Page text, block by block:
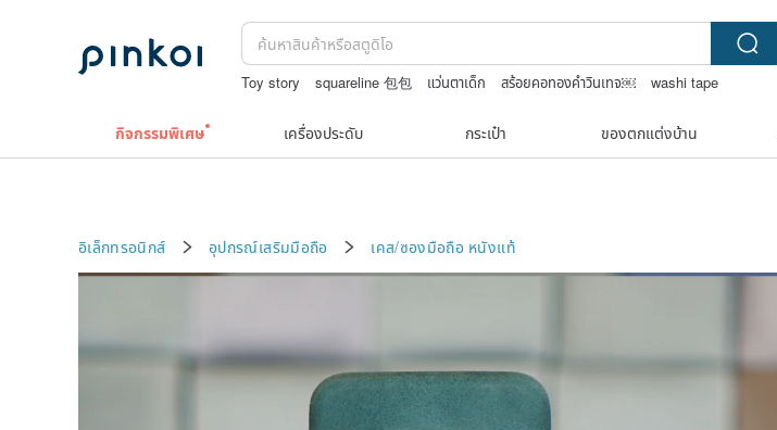
Toy story squareline 包包 แว่นตาเด็ก สร้อยคอทองคำวินเทจ￼
washi tape
กิจกรรมพิเศษ เครื่องประดับ กระเป๋า ของตกแต่งบ้าน
อิเล็กทรอนิกส์ อุปกรณ์เสริมมือถือ เคส/ซองมือถือ หนังแท้